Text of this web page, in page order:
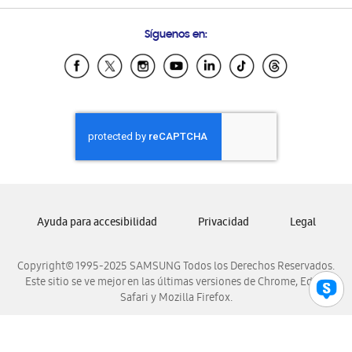
Samsung Ecuador
Samsung El Salvador
Samsung Honduras
Samsung Nicaragua
Samsung Panamá
Samsung Venezuela
Síguenos en:
Copyright© 1995-2025 SAMSUNG Todos los Derechos Reservados.
Este sitio se ve mejor en las últimas versiones de Chrome, Edge,
Safari y Mozilla Firefox.
Ayuda para accesibilidad Privacidad Legal